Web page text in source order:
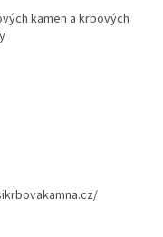
kamen a krbových